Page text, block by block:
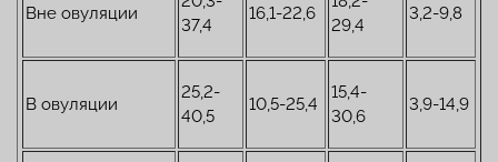
Вне овуляции
37,4
16,1-22,6
29,4
3,2-9,8
В овуляции
25,2-
40,5
10,5-25,4
15,4-
30,6
3,9-14,9